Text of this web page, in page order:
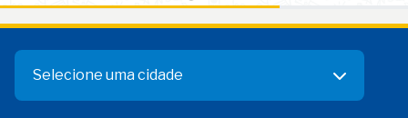
Selecione uma cidade